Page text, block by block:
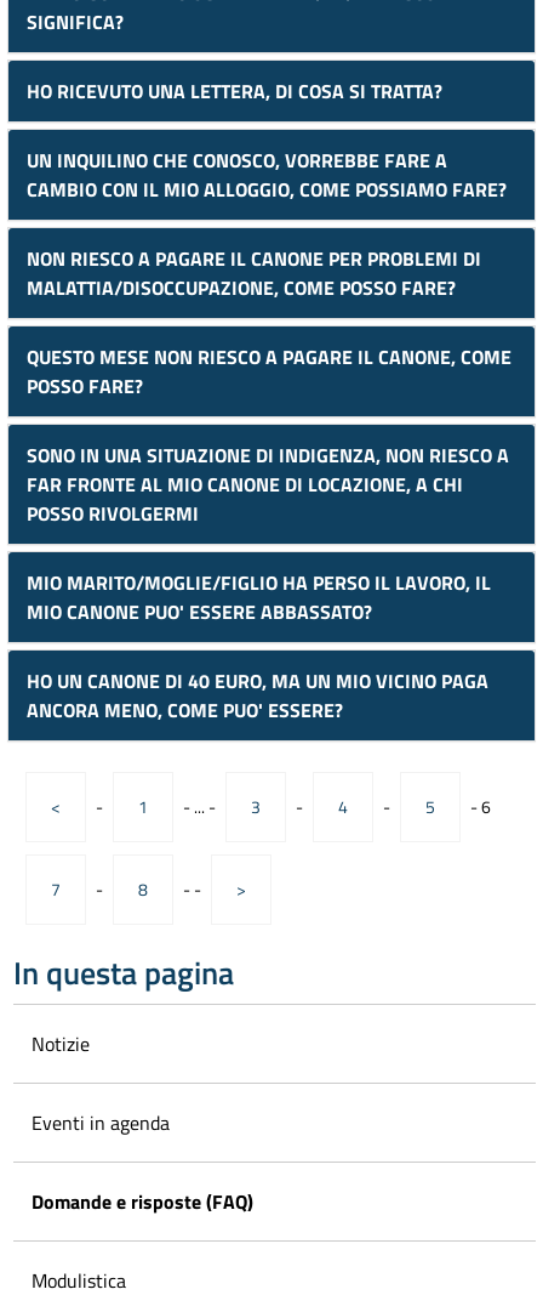
SIGNIFICA?
HO RICEVUTO UNA LETTERA, DI COSA SI TRATTA?
UN INQUILINO CHE CONOSCO, VORREBBE FARE A
CAMBIO CON IL MIO ALLOGGIO, COME POSSIAMO FARE?
NON RIESCO A PAGARE IL CANONE PER PROBLEMI DI
MALATTIA/DISOCCUPAZIONE, COME POSSO FARE?
QUESTO MESE NON RIESCO A PAGARE IL CANONE, COME
POSSO FARE?
SONO IN UNA SITUAZIONE DI INDIGENZA, NON RIESCO A
FAR FRONTE AL MIO CANONE DI LOCAZIONE, A CHI
POSSO RIVOLGERMI
MIO MARITO/MOGLIE/FIGLIO HA PERSO IL LAVORO, IL
MIO CANONE PUO' ESSERE ABBASSATO?
HO UN CANONE DI 40 EURO, MA UN MIO VICINO PAGA
ANCORA MENO, COME PUO' ESSERE?
< - 1 -...- 3 - 4 - 5 -6
7 - 8 -- >
In questa pagina
Notizie
Eventi in agenda
Domande e risposte (FAQ)
Modulistica